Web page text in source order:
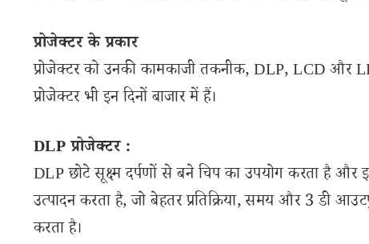
प्रोजेक्टर के प्रकार
प्रोजेक्टर को उनकी कामकाजी तकनीक, DLP, LCD और
प्रोजेक्टर भी इन दिनों बाजार में हैं।
DLP प्रोजेक्टर :
DLP छोटे सूक्ष्म दर्पणों से बने चिप का उपयोग करता है
उत्पादन करता है, जो बेहतर प्रतिक्रिया, समय और 3 डी
करता है।